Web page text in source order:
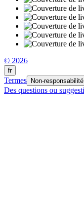
© 2026
fr
Termes Non-responsabilité
Des questions ou